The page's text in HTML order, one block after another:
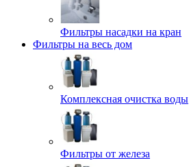
Фильтры насадки на кран
Фильтры на весь дом
Комплексная очистка воды
Фильтры от железа